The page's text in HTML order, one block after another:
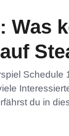
Was
Schedule
du in